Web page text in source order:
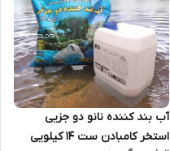
آب بند کننده نانو دو جزیی
استخر کامبادن ست 14 کیلویی